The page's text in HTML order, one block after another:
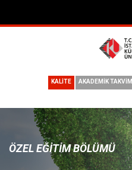
AKADEMİK TAKVİM
KALİTE
ÖZEL EĞITIM BÖLÜMÜ